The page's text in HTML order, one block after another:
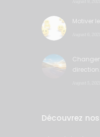
Motiver
direction.
Découvrez